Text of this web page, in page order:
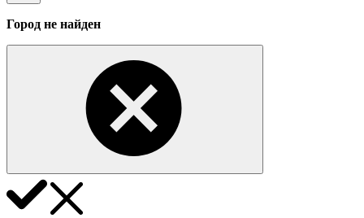
Город не найден